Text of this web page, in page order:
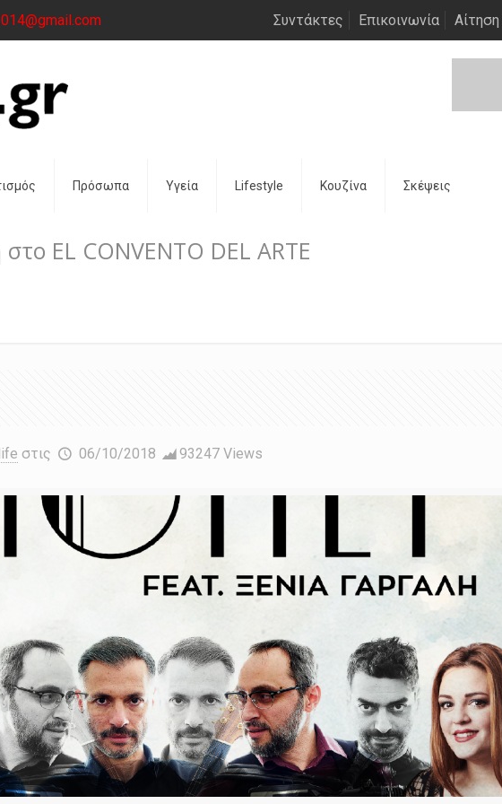
Συντάκτες Επικοινωνία
Πρόσωπα Υγεία Lifestyle Κουζίνα Σκέψεις
EL CONVENTO DEL ARTE
στις 06/10/2018 93247 Views